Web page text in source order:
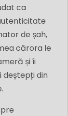
ca
de șah,
cărora le
și îi
din